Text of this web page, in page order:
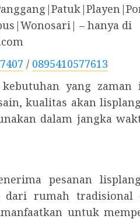
– hanya di
/ 0895410577613
yang
kualitas akan
dalam jangka
pesanan
dari rumah tradisional
untuk